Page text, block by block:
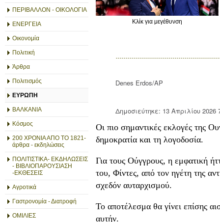
ΠΕΡΙΒΑΛΛΟΝ - ΟΙΚΟΛΟΓΙΑ
ΕΝΕΡΓΕΙΑ
Οικονομία
Πολιτική
Άρθρα
Πολιτισμός
ΕΥΡΩΠΗ
ΒΑΛΚΑΝΙΑ
Κόσμος
200 ΧΡΟΝΙΑ ΑΠΟ ΤΟ 1821-
άρθρα - εκδηλώσεις
ΠΟΛΙΤΙΣΤΙΚΑ- ΕΚΔΗΛΩΣΕΙΣ
- ΒΙΒΛΙΟΠΑΡΟΥΣΙΑΣΗ
-ΕΚΘΕΣΕΙΣ
Αγροτικά
Γαστρονομία - Διατροφή
ΟΜΙΛΙΕΣ
Κλίκ για μεγέθυνση
Denes Erdos/AP
Δημοσιεύτηκε: 13 Απριλίου
Οι πιο σημαντικές εκλογές της
δημοκρατία και τη λογοδοσία.
Για τους Ούγγρους, η εμφατική
του, Φίντες, από τον ηγέτη της
σχεδόν αυταρχισμού.
Το αποτέλεσμα θα γίνει επίσης
αυτήν.